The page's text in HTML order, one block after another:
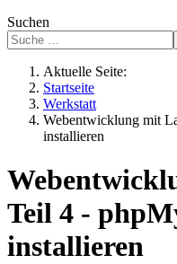
Suchen
Aktuelle Seite:
Startseite
Werkstatt
Webentwicklung mit
installieren
Teil 4 -
installieren